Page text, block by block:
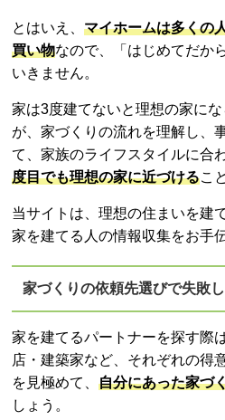
とはいえ、 マイホームは多くの
買い物なので、「はじめてだか
いきません。
家は3度建てないと理想の家に
が、家づくりの流れを理解し、
て、家族のライフスタイルに合
度目でも理想の家に近づけるこ
当サイトは、理想の住まいを建
家を建てる人の情報収集をお手
家づくりの依頼先選びで失敗
家を建てるパートナーを探す際
店・建築家など、それぞれの得
を見極めて、 自分にあった家づ
しょう。